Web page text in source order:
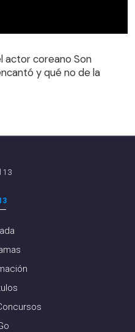
actor coreano Son
y qué no de la